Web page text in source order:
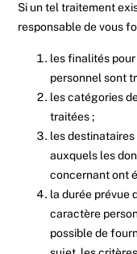
Si un tel traitement
responsable de vous
les finalités
personnel sont
les catégories
traitées ;
les
auxquels les
concernant ont
la durée prévue
caractère
possible de